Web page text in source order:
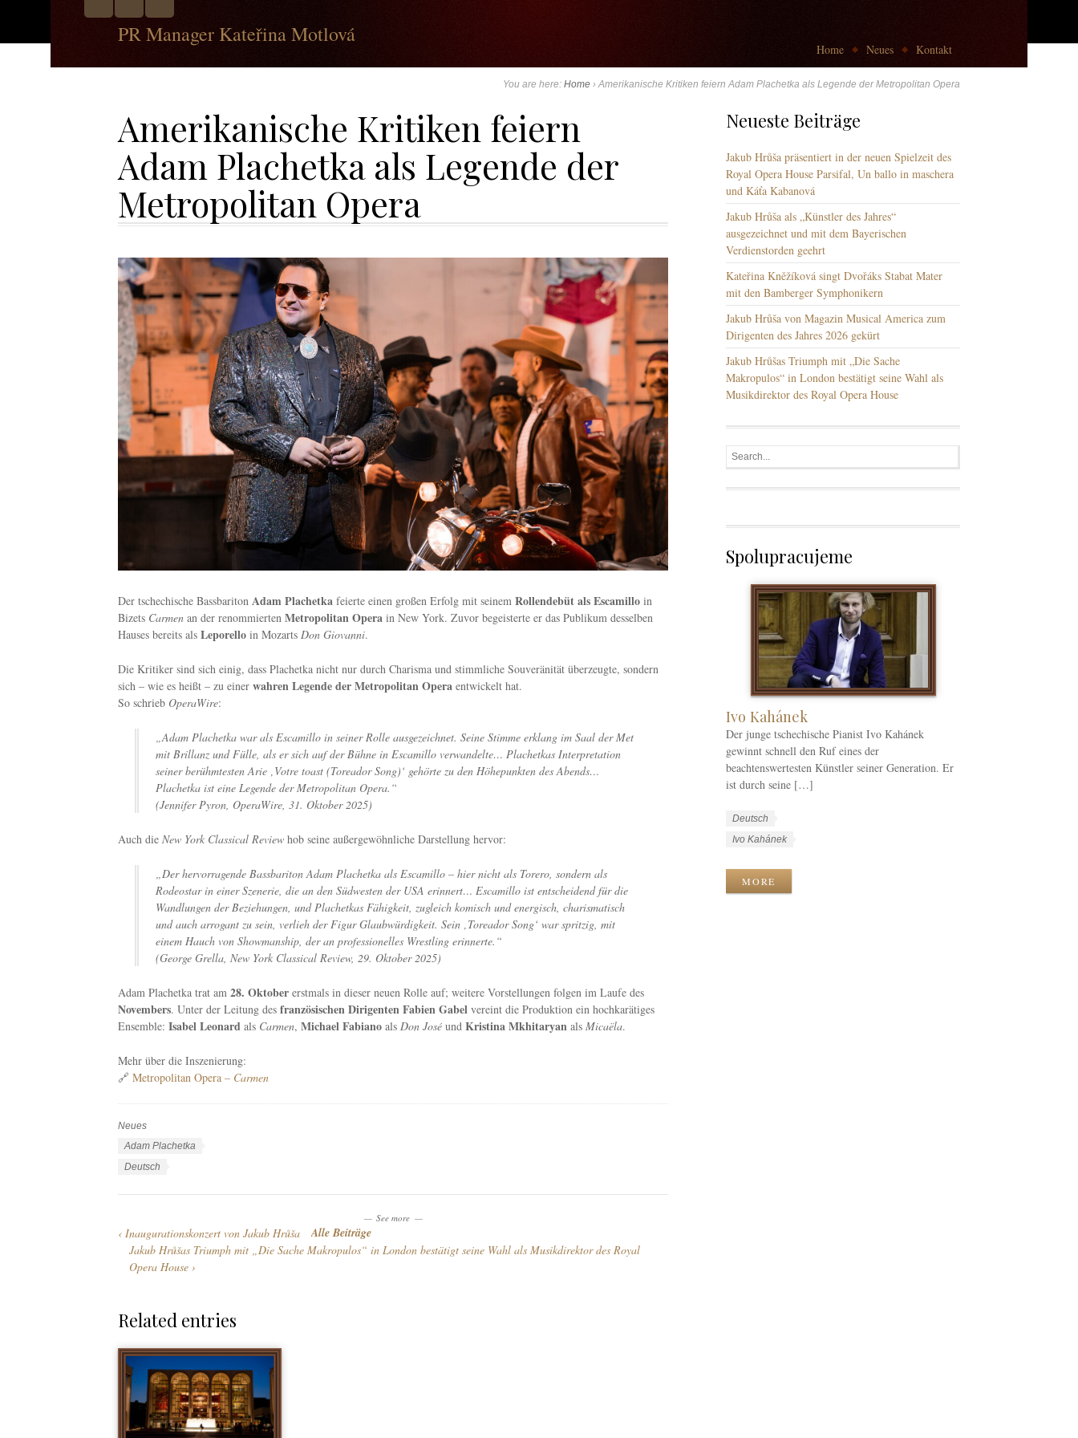
PR Manager Kateřina Motlová
Home Neues Kontakt
You are here: Home ›Amerikanische Kritiken feiern Adam Plachetka als Legende der Metropolitan Opera
Amerikanische Kritiken feiern
Adam Plachetka als Legende der
Metropolitan Opera
Der tschechische Bassbariton Adam Plachetka feierte einen großen Erfolg mit seinem Rollendebüt als Escamillo in
Bizets Carmen an der renommierten Metropolitan Opera in New York. Zuvor begeisterte er das Publikum desselben
Hauses bereits als Leporello in Mozarts Don Giovanni.
Die Kritiker sind sich einig, dass Plachetka nicht nur durch Charisma und stimmliche Souveränität überzeugte, sondern
sich – wie es heißt – zu einer wahren Legende der Metropolitan Opera entwickelt hat.
So schrieb OperaWire:
„Adam Plachetka war als Escamillo in seiner Rolle ausgezeichnet. Seine Stimme erklang im Saal der Met
mit Brillanz und Fülle, als er sich auf der Bühne in Escamillo verwandelte… Plachetkas Interpretation
seiner berühmtesten Arie ‚Votre toast (Toreador Song)‘ gehörte zu den Höhepunkten des Abends…
Plachetka ist eine Legende der Metropolitan Opera.“
(Jennifer Pyron, OperaWire, 31. Oktober 2025)
Auch die New York Classical Review hob seine außergewöhnliche Darstellung hervor:
„Der hervorragende Bassbariton Adam Plachetka als Escamillo – hier nicht als Torero, sondern als
Rodeostar in einer Szenerie, die an den Südwesten der USA erinnert… Escamillo ist entscheidend für die
Wandlungen der Beziehungen, und Plachetkas Fähigkeit, zugleich komisch und energisch, charismatisch
und auch arrogant zu sein, verlieh der Figur Glaubwürdigkeit. Sein ‚Toreador Song‘ war spritzig, mit
einem Hauch von Showmanship, der an professionelles Wrestling erinnerte.“
(George Grella, New York Classical Review, 29. Oktober 2025)
Adam Plachetka trat am 28. Oktober erstmals in dieser neuen Rolle auf; weitere Vorstellungen folgen im Laufe des
Novembers. Unter der Leitung des französischen Dirigenten Fabien Gabel vereint die Produktion ein hochkarätiges
Ensemble: Isabel Leonard als Carmen, Michael Fabiano als Don José und Kristina Mkhitaryan als Micaëla.
Mehr über die Inszenierung:
🔗 Metropolitan Opera – Carmen
K
g
r
Neues
S
g
e
Adam Plachetka
S
c
Deutsch
See more
Inaugurationskonzert von Jakub Hrůša Alle Beiträge
Jakub Hrůšas Triumph mit „Die Sache Makropulos“ in London bestätigt seine Wahl als Musikdirektor des Royal
Opera House
Related entries
Neueste Beiträge
Jakub Hrůša präsentiert in der neuen Spielzeit des
Royal Opera House Parsifal, Un ballo in maschera
und Káťa Kabanová
Jakub Hrůša als „Künstler des Jahres“
ausgezeichnet und mit dem Bayerischen
Verdienstorden geehrt
Kateřina Kněžíková singt Dvořáks Stabat Mater
mit den Bamberger Symphonikern
Jakub Hrůša von Magazin Musical America zum
Dirigenten des Jahres 2026 gekürt
Jakub Hrůšas Triumph mit „Die Sache
Makropulos“ in London bestätigt seine Wahl als
Musikdirektor des Royal Opera House
Spolupracujeme
Ivo Kahánek
Der junge tschechische Pianist Ivo Kahánek
gewinnt schnell den Ruf eines der
beachtenswertesten Künstler seiner Generation. Er
ist durch seine […]
W
k
S
a
Deutsch
W
k
Ivo Kahánek
MORE